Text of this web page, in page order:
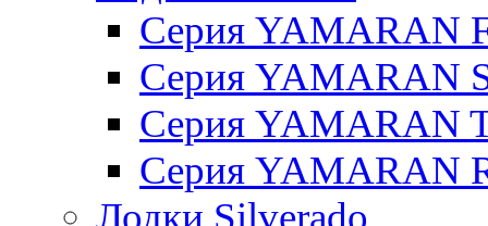
Серия YAMARAN
Серия YAMARAN
Серия YAMARAN
Серия YAMARAN
Лодки Silverado